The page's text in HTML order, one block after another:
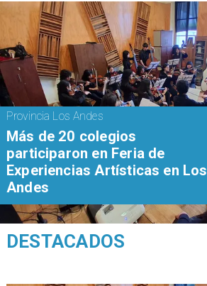
Provincia Los Andes
Más de 20 colegios
participaron en Feria de
Experiencias Artísticas en Los
Andes
DESTACADOS